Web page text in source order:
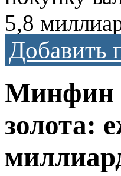
5,8
Добавить
Минфин
золота: